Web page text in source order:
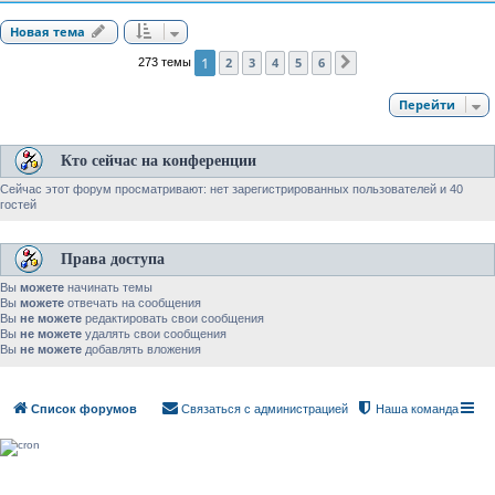
Новая тема
273 темы 1 2 3 4 5 6
Перейти
Кто сейчас на конференции
Сейчас этот форум просматривают: нет зарегистрированных пользователей и 40
гостей
Права доступа
Вы можете начинать темы
Вы можете отвечать на сообщения
Вы не можете редактировать свои сообщения
Вы не можете удалять свои сообщения
Вы не можете добавлять вложения
Список форумов Наша команда
Связаться с администрацией